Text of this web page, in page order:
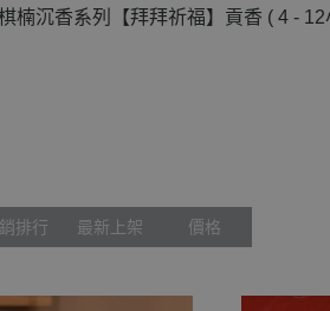
楠沉香系列
【拜拜祈福】貢香 ( 4 -
排行 最新上架 價格